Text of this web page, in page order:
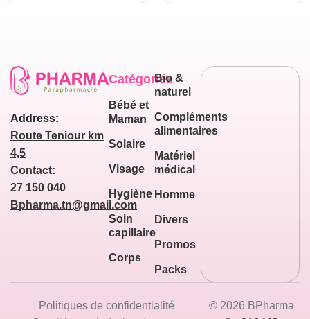
Address:
Route Teniour km
4,5
Contact:
27 150 040
Bpharma.tn@gmail.com
Catégories
Bébé et
Maman
Solaire
Visage
Hygiène
Soin
capillaire
Corps
Bio &
naturel
Compléments
alimentaires
Matériel
médical
Homme
Divers
Promos
Packs
© 2026 BPharma
Politiques de confidentialité